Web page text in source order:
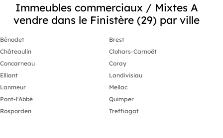
Immeubles commerciaux / Mixtes A
vendre dans le Finistère (29) par ville
Bénodet
Brest
Châteaulin
Clohars-Carnoët
Concarneau
Coray
Elliant
Landivisiau
Lanmeur
Mellac
Pont-l'Abbé
Quimper
Rosporden
Treffiagat